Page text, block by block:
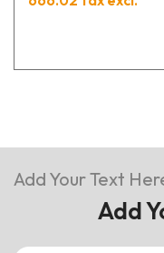
Add Your Text
Add